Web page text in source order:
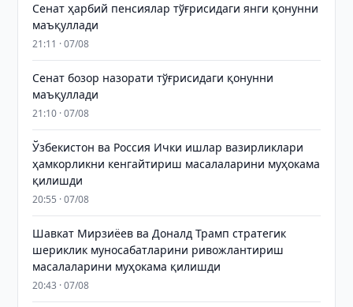
Сенат ҳарбий пенсиялар тўғрисидаги янги қонунни
маъқуллади
21:11 · 07/08
Сенат бозор назорати тўғрисидаги қонунни
маъқуллади
21:10 · 07/08
Ўзбекистон ва Россия Ички ишлар вазирликлари
ҳамкорликни кенгайтириш масалаларини муҳокама
қилишди
20:55 · 07/08
Шавкат Мирзиёев ва Доналд Трамп стратегик
шериклик муносабатларини ривожлантириш
масалаларини муҳокама қилишди
20:43 · 07/08